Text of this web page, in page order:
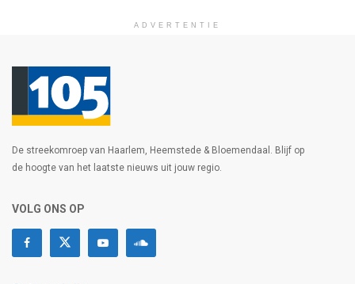
ADVERTENTIE
De streekomroep van Haarlem, Heemstede & Bloemendaal. Blijf op
de hoogte van het laatste nieuws uit jouw regio.
VOLG ONS OP